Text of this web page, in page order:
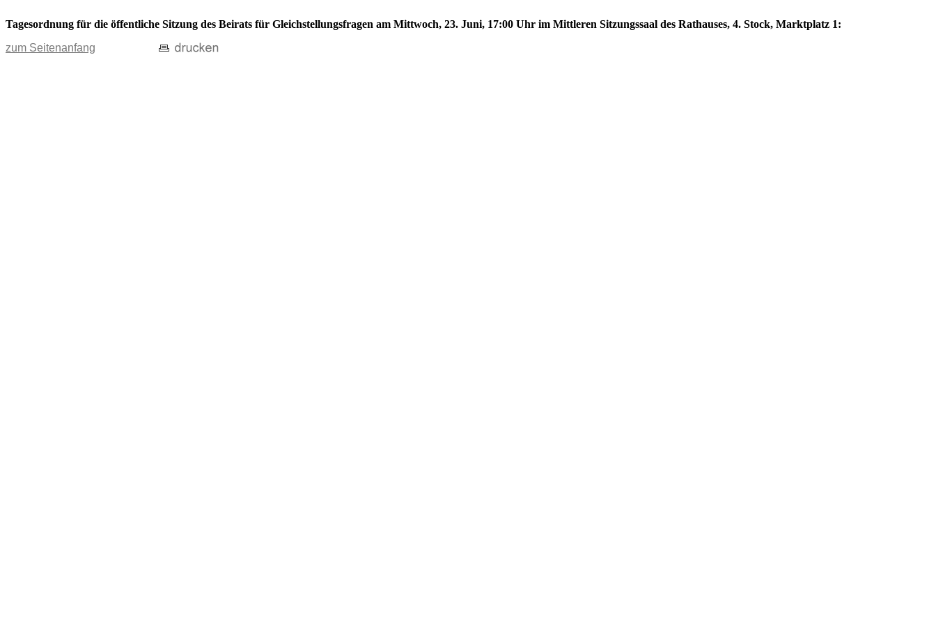
Tagesordnung für die öffentliche Sitzung des Beirats für Gleichstellungsfragen am Mittwoch, 23. Juni, 17:00 Uhr im Mittleren Sitzungssaal des Rathauses, 4. Stock, Marktplatz 1:
zum Seitenanfang